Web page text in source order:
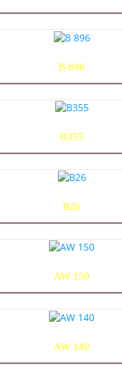
B 896
B355
B26
AW 150
AW 140